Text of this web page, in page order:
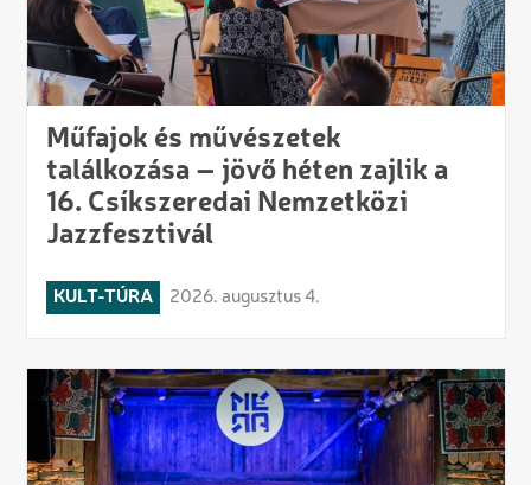
Műfajok és művészetek
találkozása – jövő héten zajlik a
16. Csíkszeredai Nemzetközi
Jazzfesztivál
KULT-TÚRA 2026. augusztus 4.